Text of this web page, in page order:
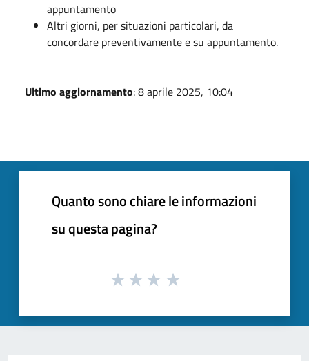
appuntamento
Altri giorni, per situazioni particolari, da
concordare preventivamente e su appuntamento.
Ultimo aggiornamento: 8 aprile 2025, 10:04
Quanto sono chiare le informazioni
su questa pagina?